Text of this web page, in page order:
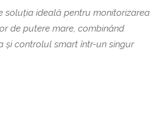
soluția ideală pentru monitorizarea
de putere mare, combinând
și controlul smart într-un singur